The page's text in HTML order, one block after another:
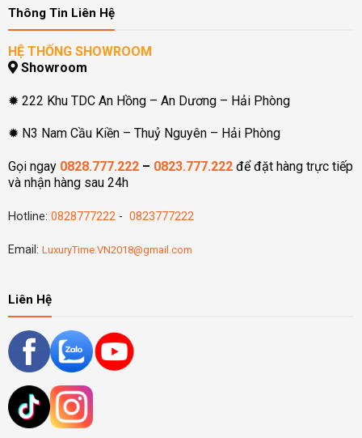
Thông Tin Liên Hệ
HỆ THỐNG SHOWROOM
Showroom
✹ 222 Khu TDC An Hồng – An Dương – Hải Phòng
✹ N3 Nam Cầu Kiền – Thuỷ Nguyên – Hải Phòng
Gọi ngay 0828.777.222– 0823.777.222để đặt hàng trực tiếp
và nhận hàng sau 24h
Hotline: 0828777222- 0823777222
Email: LuxuryTime.VN2018@gmail.com
Liên Hệ